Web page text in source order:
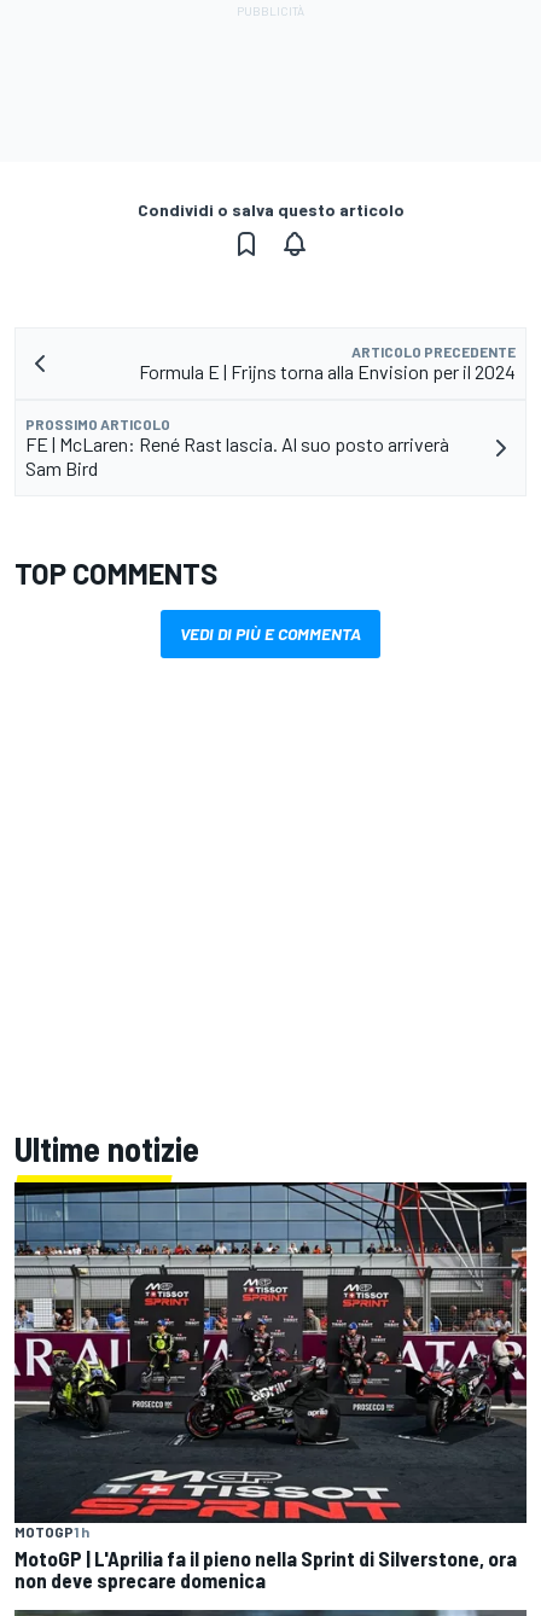
Condividi o salva questo articolo
ARTICOLO PRECEDENTE
Formula E | Frijns torna alla Envision per il 2024
PROSSIMO ARTICOLO
FE | McLaren: René Rast lascia. Al suo posto arriverà
Sam Bird
TOP COMMENTS
VEDI DI PIÙ E COMMENTA
Ultime notizie
MOTOGP1 h
MotoGP | L'Aprilia fa il pieno nella Sprint di Silverstone, ora
non deve sprecare domenica